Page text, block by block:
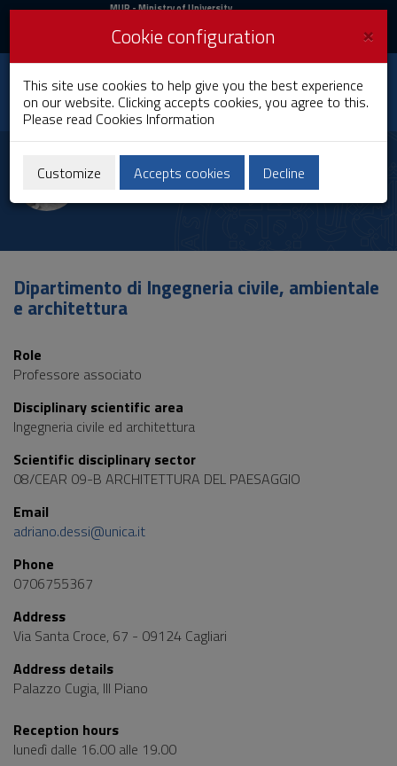
Skip
Content
to
Go
Footer
MIUR
Login
MUR- Ministry of University
Login UniCA News
Toggle
navigation
University of
Cagliari
Adriano Dessi'
Dipartimento di Ingegneria civile, ambientale
e architettura
Role
Professore associato
Disciplinary scientific area
Ingegneria civile ed architettura
Scientific disciplinary sector
08/CEAR 09-B ARCHITETTURA DEL PAESAGGIO
Email
adriano.dessi@unica.it
Phone
0706755367
Address
Via Santa Croce, 67 - 09124 Cagliari
Address details
Palazzo Cugia, III Piano
Reception hours
lunedì dalle 16.00 alle 19.00
×
Cookie configuration
This site use cookies to help give you the best experience
on our website. Clicking accepts cookies, you agree to this.
Please read Cookies Information
Customize Accepts cookies Decline